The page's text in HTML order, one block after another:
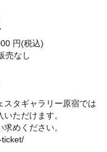
円(税込)
売なし
スタギャラリー原宿では
ただけます。
めください。